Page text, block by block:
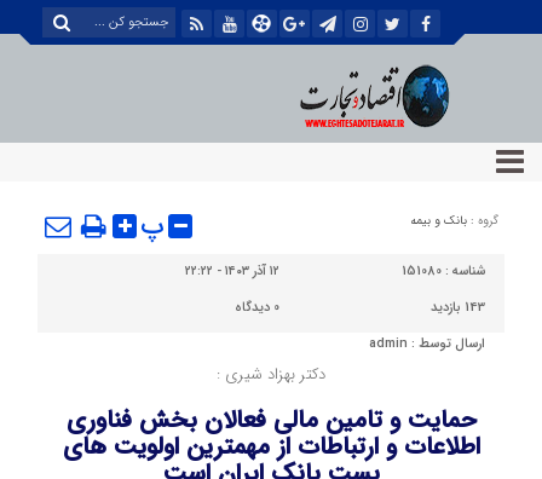
گروه : بانک و بیمه پ
شناسه : 151080
۱۲ آذر ۱۴۰۳ - ۲۲:۲۲
143 بازدید
0 دیدگاه
ارسال توسط : admin
دکتر بهزاد شیری :
حمایت و تامین مالی فعالان بخش فناوری
اطلاعات و ارتباطات از مهمترین اولویت های